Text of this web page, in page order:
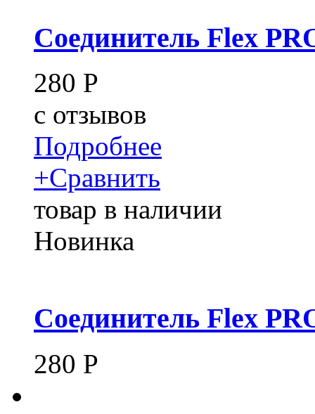
Соединитель Flex
280 Р
c отзывов
Подробнее
+Сравнить
товар в наличии
Новинка
Соединитель Flex
280 Р